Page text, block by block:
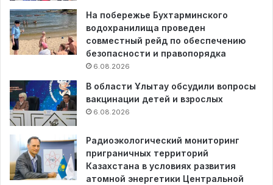
На побережье Бухтарминского
водохранилища проведен
совместный рейд по обеспечению
безопасности и правопорядка
6.08.2026
В области Ұлытау обсудили вопросы
вакцинации детей и взрослых
6.08.2026
Радиоэкологический мониторинг
приграничных территорий
Казахстана в условиях развития
атомной энергетики Центральной